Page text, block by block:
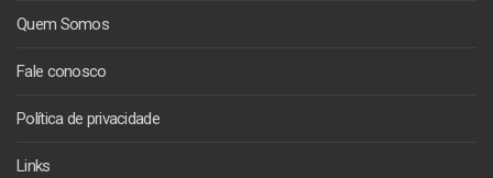
Quem Somos
Fale conosco
Política de privacidade
Links